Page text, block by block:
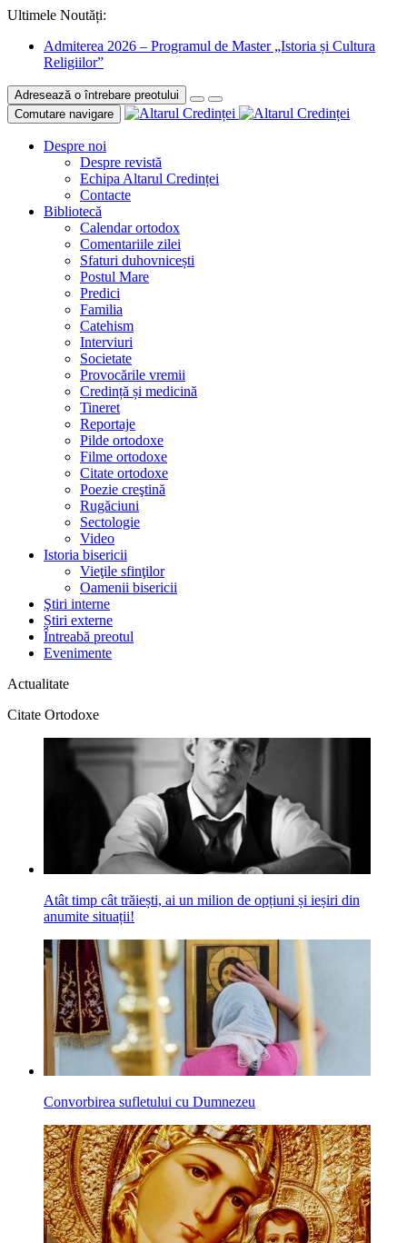
Ultimele Noutăți:
Admiterea 2026 – Programul de Master „Istoria și Cultura
Religiilor”
Adresează o întrebare preotului
Comutare navigare
Despre noi
Despre revistă
Echipa Altarul Credinței
Contacte
Bibliotecă
Calendar ortodox
Comentariile zilei
Sfaturi duhovnicești
Postul Mare
Predici
Familia
Catehism
Interviuri
Societate
Provocările vremii
Credință și medicină
Tineret
Reportaje
Pilde ortodoxe
Filme ortodoxe
Citate ortodoxe
Poezie creştină
Rugăciuni
Sectologie
Video
Istoria bisericii
Vieţile sfinţilor
Oamenii bisericii
Ştiri interne
Știri externe
Întreabă preotul
Evenimente
Actualitate
Citate Ortodoxe
Atât timp cât trăiești, ai un milion de opțiuni și ieșiri din
anumite situații!
Convorbirea sufletului cu Dumnezeu